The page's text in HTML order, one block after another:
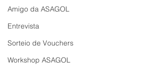
Amigo da ASAGOL
Entrevista
Sorteio de Vouchers
Workshop ASAGOL